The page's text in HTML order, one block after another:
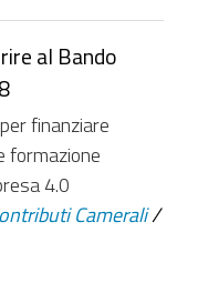
al Bando
finanziare
formazione
4.0
Camerali /